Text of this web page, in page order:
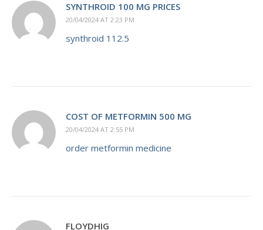
SYNTHROID 100 MG PRICES
20/04/2024 AT 2:23 PM
synthroid 112.5
COST OF METFORMIN 500 MG
20/04/2024 AT 2:55 PM
order metformin medicine
FLOYDHIG